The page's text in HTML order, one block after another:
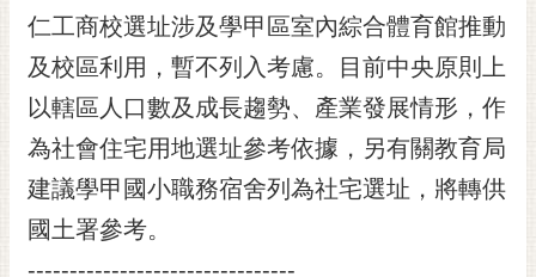
仁工商校選址涉及學甲區室內綜合體育館推動
及校區利用，暫不列入考慮。目前中央原則上
以轄區人口數及成長趨勢、產業發展情形，作
為社會住宅用地選址參考依據，另有關教育局
建議學甲國小職務宿舍列為社宅選址，將轉供
國土署參考。
--------------------------------